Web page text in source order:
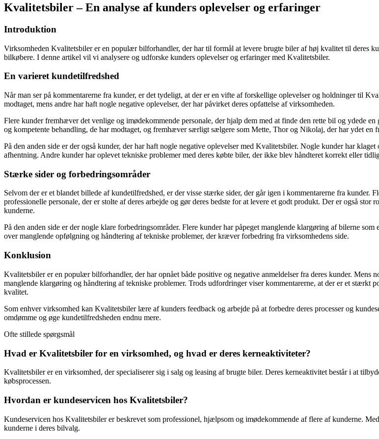
Kvalitetsbiler – En analyse af kunders oplevelser og erfaringer
Introduktion
Virksomheden Kvalitetsbiler er en populær bilforhandler, der har til formål at levere brugte biler af høj kvalitet til deres
bilkøbere. I denne artikel vil vi analysere og udforske kunders oplevelser og erfaringer med Kvalitetsbiler.
En varieret kundetilfredshed
Når man ser på kommentarerne fra kunder, er det tydeligt, at der er en vifte af forskellige oplevelser og holdninger til
modtaget, mens andre har haft nogle negative oplevelser, der har påvirket deres opfattelse af virksomheden.
Flere kunder fremhæver det venlige og imødekommende personale, der hjalp dem med at finde den rette bil og ydede
og kompetente behandling, de har modtaget, og fremhæver særligt sælgere som Mette, Thor og Nikolaj, der har ydet en
På den anden side er der også kunder, der har haft nogle negative oplevelser med Kvalitetsbiler. Nogle kunder har
afhentning. Andre kunder har oplevet tekniske problemer med deres købte biler, der ikke blev håndteret korrekt eller
Stærke sider og forbedringsområder
Selvom der er et blandet billede af kundetilfredshed, er der visse stærke sider, der går igen i kommentarerne fra
professionelle personale, der er stolte af deres arbejde og gør deres bedste for at levere et godt produkt. Der er også
kunderne.
På den anden side er der nogle klare forbedringsområder. Flere kunder har påpeget manglende klargøring af bilerne
over manglende opfølgning og håndtering af tekniske problemer, der kræver forbedring fra virksomhedens side.
Konklusion
Kvalitetsbiler er en populær bilforhandler, der har opnået både positive og negative anmeldelser fra deres kunder. Mens
manglende klargøring og håndtering af tekniske problemer. Trods udfordringer viser kommentarerne, at der er et stærkt
kvalitet.
Som enhver virksomhed kan Kvalitetsbiler lære af kunders feedback og arbejde på at forbedre deres processer og
omdømme og øge kundetilfredsheden endnu mere.
Ofte stillede spørgsmål
Hvad er Kvalitetsbiler for en virksomhed, og hvad er deres kerneaktiviteter?
Kvalitetsbiler er en virksomhed, der specialiserer sig i salg og leasing af brugte biler. Deres kerneaktivitet består i at
købsprocessen.
Hvordan er kundeservicen hos Kvalitetsbiler?
Kundeservicen hos Kvalitetsbiler er beskrevet som professionel, hjælpsom og imødekommende af flere af kunderne.
kunderne i deres bilvalg.